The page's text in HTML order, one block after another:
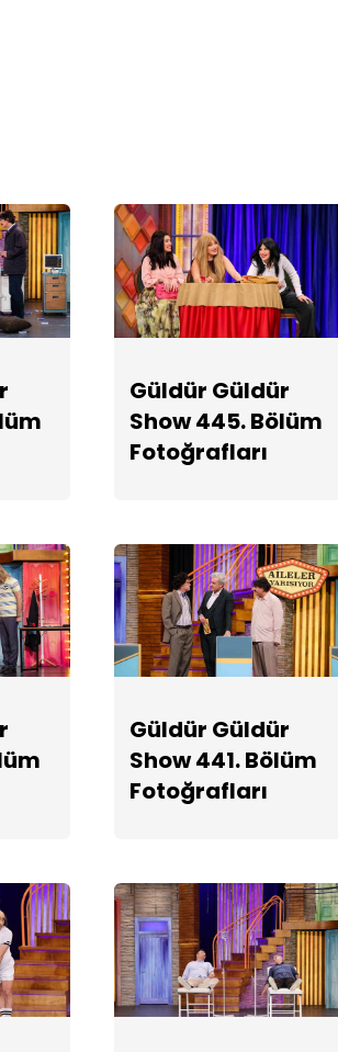
Güldür Güldür
Show 445. Bölüm
Fotoğrafları
Güldür Güldür
Show 441. Bölüm
Fotoğrafları